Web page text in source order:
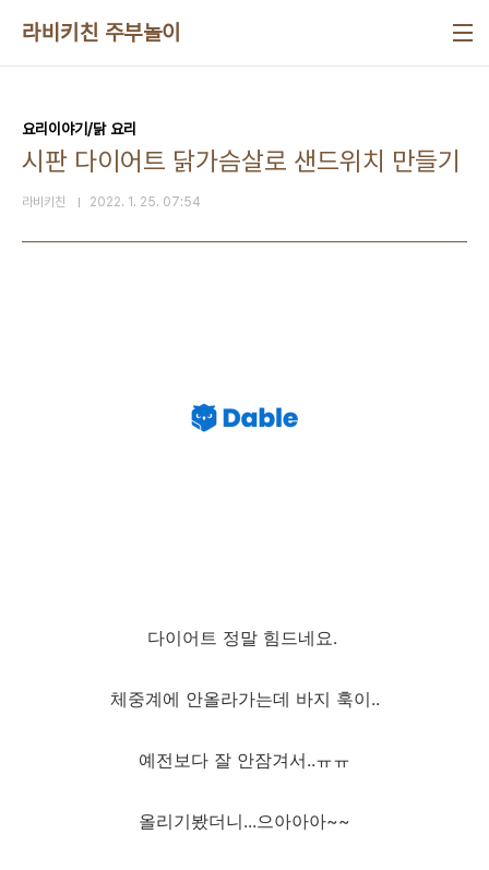
라비키친 주부놀이
요리이야기/닭 요리
시판 다이어트 닭가슴살로 샌드위치 만들기
라비키친 2022. 1. 25. 07:54
다이어트 정말 힘드네요.
체중계에 안올라가는데 바지 훅이..
예전보다 잘 안잠겨서..ㅠㅠ
올리기봤더니...으아아아~~